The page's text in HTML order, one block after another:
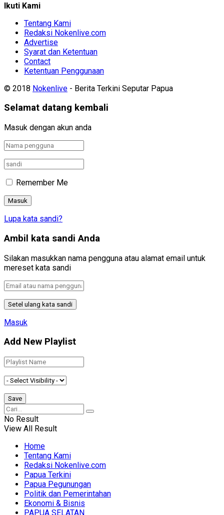
Ikuti Kami
Tentang Kami
Redaksi Nokenlive.com
Advertise
Syarat dan Ketentuan
Contact
Ketentuan Penggunaan
© 2018 Nokenlive - Berita Terkini Seputar Papua
Selamat datang kembali
Masuk dengan akun anda
Remember Me
Lupa kata sandi?
Ambil kata sandi Anda
Silakan masukkan nama pengguna atau alamat email untuk
mereset kata sandi
Masuk
Add New Playlist
No Result
View All Result
Home
Tentang Kami
Redaksi Nokenlive.com
Papua Terkini
Papua Pegunungan
Politik dan Pemerintahan
Ekonomi & Bisnis
PAPUA SELATAN